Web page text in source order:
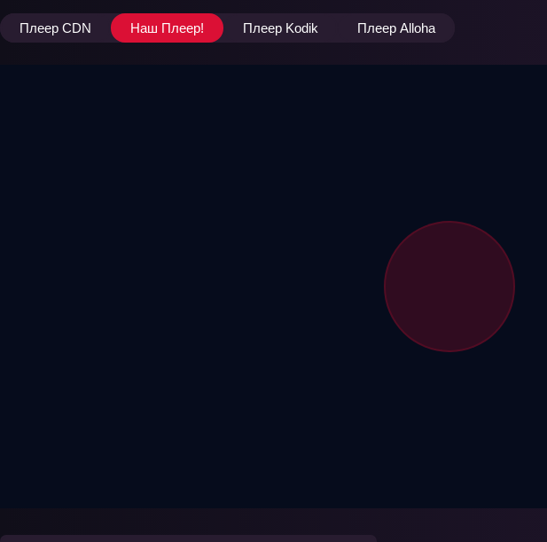
Плеер CDN Наш Плеер! Плеер Kodik Плеер Alloha